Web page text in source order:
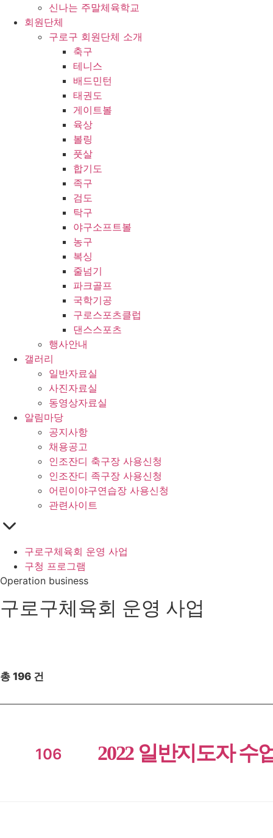
신나는 주말체육학교
회원단체
구로구 회원단체 소개
축구
테니스
배드민턴
태권도
게이트볼
육상
볼링
풋살
합기도
족구
검도
탁구
야구소프트볼
농구
복싱
줄넘기
파크골프
국학기공
구로스포츠클럽
댄스스포츠
행사안내
갤러리
일반자료실
사진자료실
동영상자료실
알림마당
공지사항
채용공고
인조잔디 축구장 사용신청
인조잔디 족구장 사용신청
어린이야구연습장 사용신청
관련사이트
구로구체육회 운영 사업
구청 프로그램
Operation business
구로구체육회 운영 사업
총 196 건
106 2022 일반지도자 수